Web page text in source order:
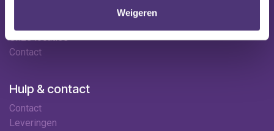
Weigeren
Onze locaties
Contact
Hulp & contact
Contact
Leveringen